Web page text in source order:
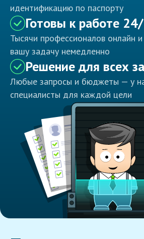
идентификацию по паспорту
Готовы к работе
Тысячи профессионалов онлайн и
вашу задачу немедленно
Решение для всех
Любые запросы и бюджеты — у
специалисты для каждой цели